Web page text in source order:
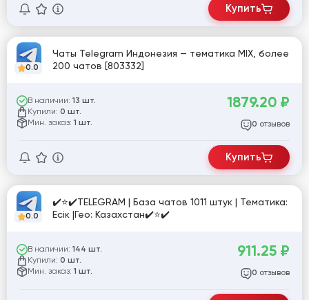
Купить
0.0
Чаты Telegram Индонезия — тематика MIX, более
200 чатов [803332]
В наличии: 13 шт.
Купили: 0 шт.
Мин. заказ: 1 шт.
1879.20 ₽
0 отзывов
Купить
0.0
✔️⭐✔️TELEGRAM | База чатов 1011 штук | Тематика:
Есік |Гео: Казахстан✔️⭐✔️
В наличии: 144 шт.
Купили: 0 шт.
Мин. заказ: 1 шт.
911.25 ₽
0 отзывов